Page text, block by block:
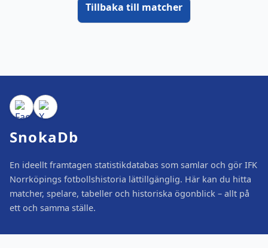
Tillbaka till matcher
SnokaDb
En ideellt framtagen statistikdatabas som samlar och gör IFK
Norrköpings fotbollshistoria lättillgänglig. Här kan du hitta
matcher, spelare, tabeller och historiska ögonblick – allt på
ett och samma ställe.